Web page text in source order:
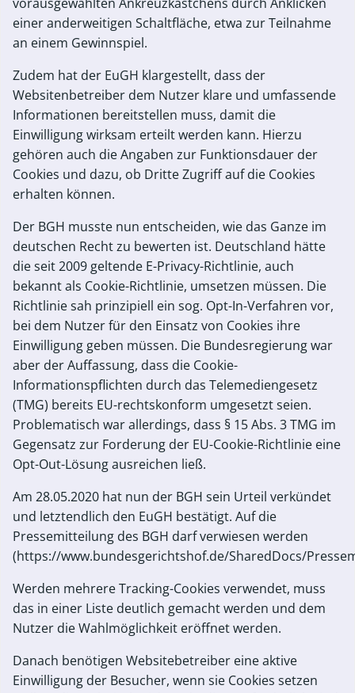
einer anderweitigen Schaltfläche, etwa zur Teilnahme
an einem Gewinnspiel.
Zudem hat der EuGH klargestellt, dass der
Websitenbetreiber dem Nutzer klare und umfassende
Informationen bereitstellen muss, damit die
Einwilligung wirksam erteilt werden kann. Hierzu
gehören auch die Angaben zur Funktionsdauer der
Cookies und dazu, ob Dritte Zugriff auf die Cookies
erhalten können.
Der BGH musste nun entscheiden, wie das Ganze im
deutschen Recht zu bewerten ist. Deutschland hätte
die seit 2009 geltende E-Privacy-Richtlinie, auch
bekannt als Cookie-Richtlinie, umsetzen müssen. Die
Richtlinie sah prinzipiell ein sog. Opt-In-Verfahren vor,
bei dem Nutzer für den Einsatz von Cookies ihre
Einwilligung geben müssen. Die Bundesregierung war
aber der Auffassung, dass die Cookie-
Informationspflichten durch das Telemediengesetz
(TMG) bereits EU-rechtskonform umgesetzt seien.
Problematisch war allerdings, dass § 15 Abs. 3 TMG im
Gegensatz zur Forderung der EU-Cookie-Richtlinie eine
Opt-Out-Lösung ausreichen ließ.
Am 28.05.2020 hat nun der BGH sein Urteil verkündet
und letztendlich den EuGH bestätigt. Auf die
Pressemitteilung des BGH darf verwiesen werden
(https://www.bundesgerichtshof.de/SharedDocs/
Werden mehrere Tracking-Cookies verwendet, muss
das in einer Liste deutlich gemacht werden und dem
Nutzer die Wahlmöglichkeit eröffnet werden.
Danach benötigen Websitebetreiber eine aktive
Einwilligung der Besucher, wenn sie Cookies setzen